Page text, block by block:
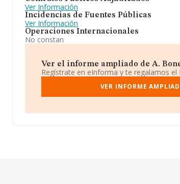
Ver Información
Incidencias de Fuentes Públicas
Ver Información
Operaciones Internacionales
No constan
Ver el informe ampliado de A.
Regístrate en eInforma y te regalamos
VER INFORME